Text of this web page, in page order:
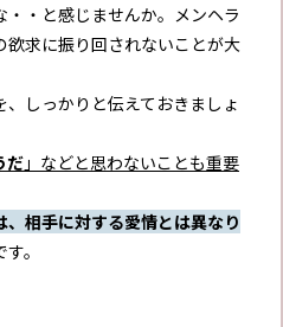
・と感じませんか。メンヘラ
求に振り回されないことが大
しっかりと伝えておきましょ
だ」などと思わないことも重要
、相手に対する愛情とは異なり
す。